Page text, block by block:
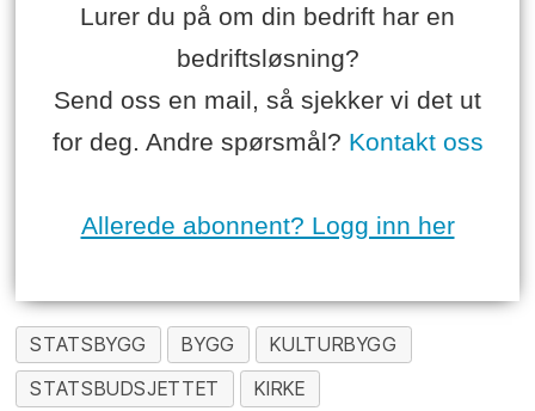
Lurer du på om din bedrift har en
bedriftsløsning?
Send oss en mail, så sjekker vi det ut
for deg. Andre spørsmål? Kontakt oss
Allerede abonnent? Logg inn her
STATSBYGG BYGG
KULTURBYGG
STATSBUDSJETTET
KIRKE